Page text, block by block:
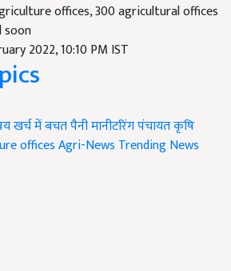
offices, 300 agricultural offices
soon
2022, 10:10 PM IST
खर्च में बचतपैनी मानीटरिंगपंचायत कृषि
officesAgri-News Trending News